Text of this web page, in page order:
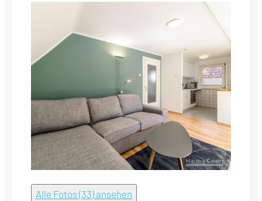
Alle Fotos (33) ansehen